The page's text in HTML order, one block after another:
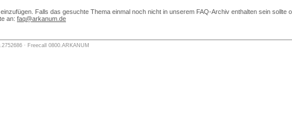
Falls das gesuchte Thema einmal noch nicht in unserem FAQ-Archiv enthalten sein sollte
an: faq@arkanum.de
· Freecall 0800.ARKANUM